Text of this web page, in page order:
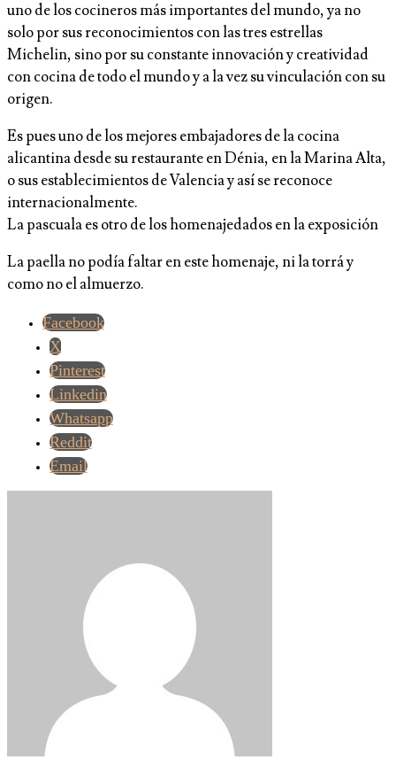
uno de los cocineros más importantes del mundo, ya no
solo por sus reconocimientos con las tres estrellas
Michelin, sino por su constante innovación y creatividad
con cocina de todo el mundo y a la vez su vinculación con su
origen.
Es pues uno de los mejores embajadores de la cocina
alicantina desde su restaurante en Dénia, en la Marina Alta,
o sus establecimientos de Valencia y así se reconoce
internacionalmente.
La pascuala es otro de los homenajedados en la exposición
La paella no podía faltar en este homenaje, ni la torrá y
como no el almuerzo.
Facebook
X
Pinterest
Linkedin
Whatsapp
Reddit
Email